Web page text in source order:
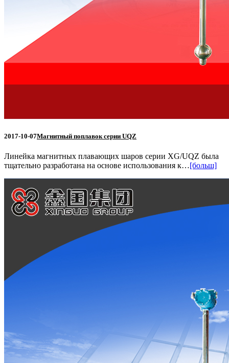
2017-10-07Магнитный поплавок серии UQZ
Линейка магнитных плавающих шаров серии XG/UQZ была
тщательно разработана на основе использования к…[больш]